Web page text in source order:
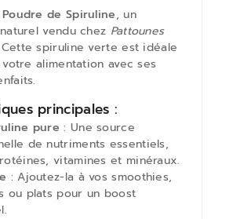
Poudre de Spiruline, un
vendu chez Pattounes
spiruline verte est idéale
alimentation avec ses
principales :
pure : Une source
de nutriments essentiels,
vitamines et minéraux.
: Ajoutez-la à vos smoothies,
ou plats pour un boost